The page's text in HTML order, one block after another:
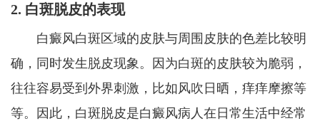
2. 白斑脱皮的表现
白癜风白斑区域的皮肤与周围皮肤的色差比较明
确，同时发生脱皮现象。因为白斑的皮肤较为脆弱，
往往容易受到外界刺激，比如风吹日晒，痒痒摩擦等
等。因此，白斑脱皮是白癜风病人在日常生活中经常